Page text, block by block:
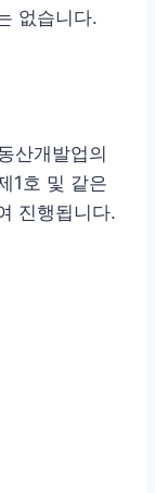
없습니다.
산개발업의
1호 및 같은
진행됩니다.